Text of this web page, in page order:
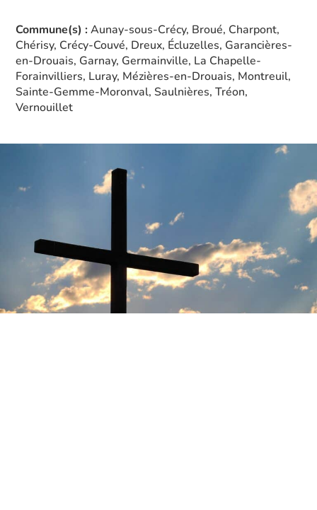
Commune(s) :Aunay-sous-Crécy, Broué, Charpont,
Chérisy, Crécy-Couvé, Dreux, Écluzelles, Garancières-
en-Drouais, Garnay, Germainville, La Chapelle-
Forainvilliers, Luray, Mézières-en-Drouais, Montreuil,
Sainte-Gemme-Moronval, Saulnières, Tréon,
Vernouillet